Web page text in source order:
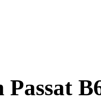
Passat